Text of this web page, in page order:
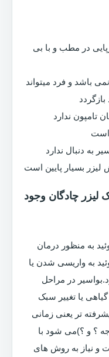
در مطب و با بی
باشد و فرد میتواند
تامپون ندارد
است
به دنبال ندارد
بسیار پایین است
لیزر چادگان وجود
به منظور درمان
به واریسی شدن یا
در مراحل
یا تغییر سبک
تر یعنی زمانی
؟ و ؟)می شود با
و نیاز به روش های